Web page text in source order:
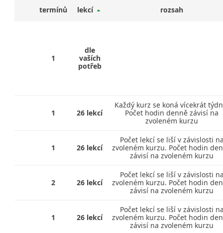
termínů lekcí rozsah
1
dle
vaších
potřeb
1 26 lekcí
Každý kurz se koná vícekrát
Počet hodin denně závisí na
zvoleném kurzu
1 26 lekcí
Počet lekcí se liší v závislosti
zvoleném kurzu. Počet hodin
závisí na zvoleném kurzu
2 26 lekcí
Počet lekcí se liší v závislosti
zvoleném kurzu. Počet hodin
závisí na zvoleném kurzu
1 26 lekcí
Počet lekcí se liší v závislosti
zvoleném kurzu. Počet hodin
závisí na zvoleném kurzu